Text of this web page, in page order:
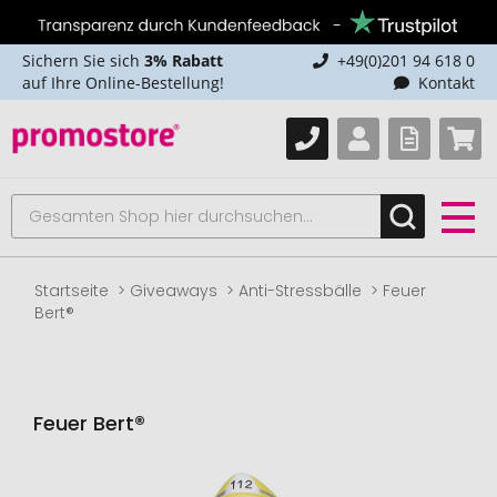
Sichern Sie sich 3% Rabatt
auf Ihre Online-Bestellung!
+49(0)201 94 618 0
Kontakt
Startseite Giveaways Anti-Stressbälle
Feuer
Bert®
Feuer Bert®